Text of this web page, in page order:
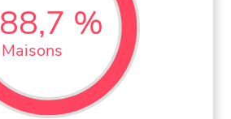
88,7 %
Maisons